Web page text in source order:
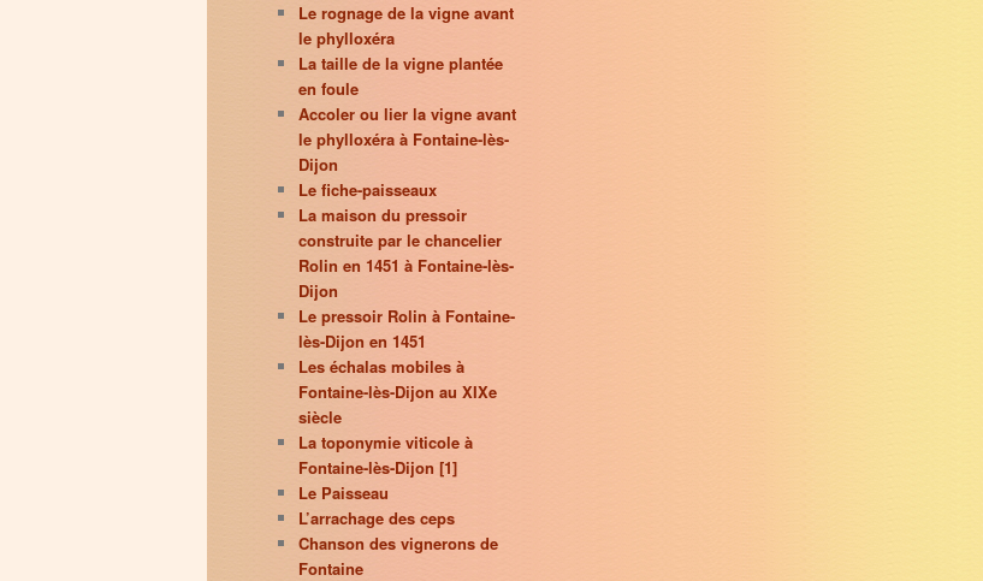
Le rognage de la vigne avant
le phylloxéra
La taille de la vigne plantée
en foule
Accoler ou lier la vigne avant
le phylloxéra à Fontaine-lès-
Dijon
Le fiche-paisseaux
La maison du pressoir
construite par le chancelier
Rolin en 1451 à Fontaine-lès-
Dijon
Le pressoir Rolin à Fontaine-
lès-Dijon en 1451
Les échalas mobiles à
Fontaine-lès-Dijon au XIXe
siècle
La toponymie viticole à
Fontaine-lès-Dijon [1]
Le Paisseau
L’arrachage des ceps
Chanson des vignerons de
Fontaine